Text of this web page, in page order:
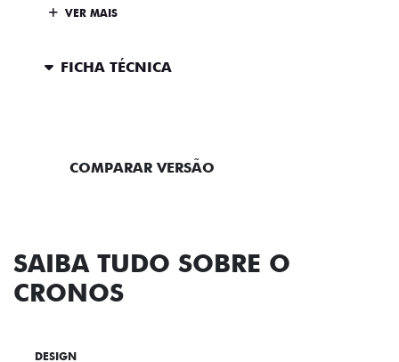
VER MAIS
FICHA TÉCNICA
COMPARAR VERSÃO
SAIBA TUDO SOBRE O
CRONOS
DESIGN